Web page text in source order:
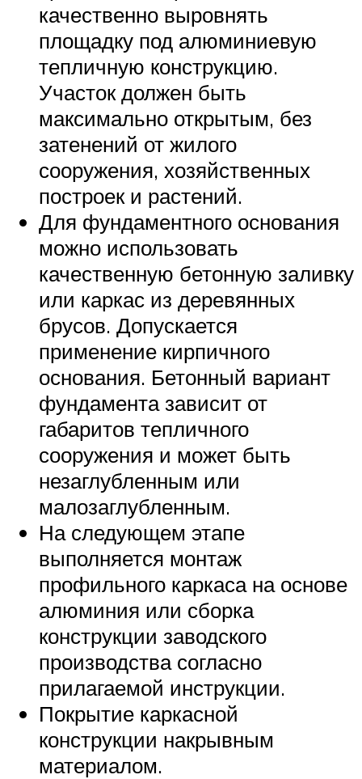
качественно выровнять
площадку под алюминиевую
тепличную конструкцию.
Участок должен быть
максимально открытым, без
затенений от жилого
сооружения, хозяйственных
построек и растений.
Для фундаментного основания
можно использовать
качественную бетонную заливку
или каркас из деревянных
брусов. Допускается
применение кирпичного
основания. Бетонный вариант
фундамента зависит от
габаритов тепличного
сооружения и может быть
незаглубленным или
малозаглубленным.
На следующем этапе
выполняется монтаж
профильного каркаса на основе
алюминия или сборка
конструкции заводского
производства согласно
прилагаемой инструкции.
Покрытие каркасной
конструкции накрывным
материалом.